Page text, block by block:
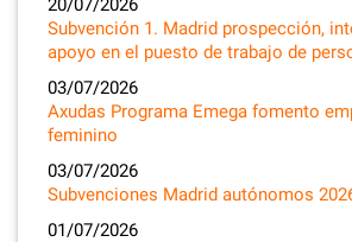
20/07/2026
Subvención 1. Madrid prospección,
apoyo en el puesto de trabajo de
03/07/2026
Axudas Programa Emega fomento
feminino
03/07/2026
Subvenciones Madrid autónomos
01/07/2026